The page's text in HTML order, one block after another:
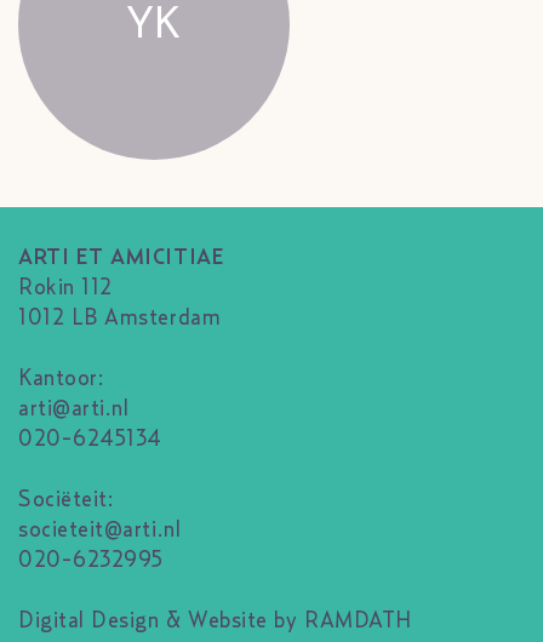
YK
ARTI ET AMICITIAE
Rokin 112
1012 LB Amsterdam
Kantoor:
arti@arti.nl
020-6245134
Sociëteit:
societeit@arti.nl
020-6232995
Digital Design & Website by RAMDATH